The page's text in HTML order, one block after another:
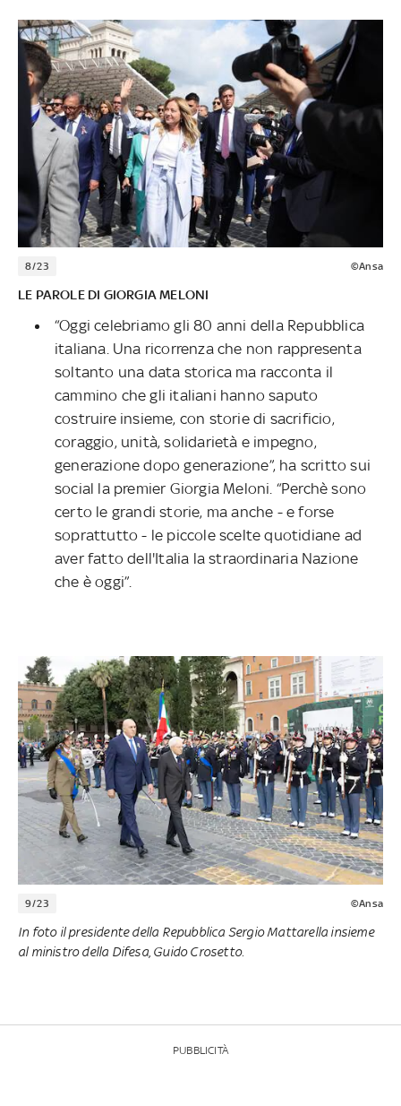
8/23 ©Ansa
LE PAROLE DI GIORGIA MELONI
“Oggi celebriamo gli 80 anni della Repubblica
italiana. Una ricorrenza che non rappresenta
soltanto una data storica ma racconta il
cammino che gli italiani hanno saputo
costruire insieme, con storie di sacrificio,
coraggio, unità, solidarietà e impegno,
generazione dopo generazione”, ha scritto sui
social la premier Giorgia Meloni. “Perchè sono
certo le grandi storie, ma anche - e forse
soprattutto - le piccole scelte quotidiane ad
aver fatto dell'Italia la straordinaria Nazione
che è oggi”.
9/23 ©Ansa
In foto il presidente della Repubblica Sergio Mattarella insieme
al ministro della Difesa, Guido Crosetto.
PUBBLICITÀ